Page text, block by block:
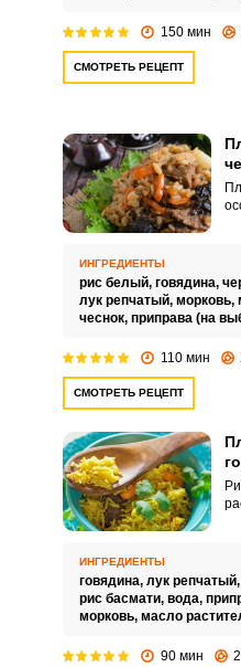
150 мин
СМОТРЕТЬ РЕЦЕПТ
ИНГРЕДИЕНТЫ
рис белый, говядина,
лук репчатый, морковь,
чеснок, приправа (на
110 мин
СМОТРЕТЬ РЕЦЕПТ
ИНГРЕДИЕНТЫ
говядина, лук репчатый,
рис басмати, вода,
морковь, масло
90 мин